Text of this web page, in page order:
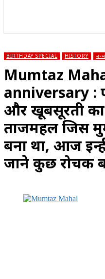
BIRTHDAY SPECIAL HISTORY
Mumtaz
anniversary :
और खूबसूरती का
ताजमहल जिस
बना था, आज
जाने कुछ रोचक